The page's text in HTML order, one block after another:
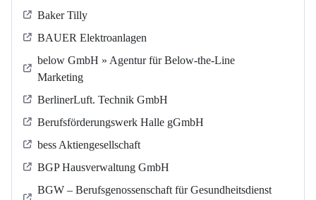
Baker Tilly
BAUER Elektroanlagen
below GmbH » Agentur für Below-the-Line
Marketing
BerlinerLuft. Technik GmbH
Berufsförderungswerk Halle gGmbH
bess Aktiengesellschaft
BGP Hausverwaltung GmbH
BGW – Berufsgenossenschaft für Gesundheitsdienst